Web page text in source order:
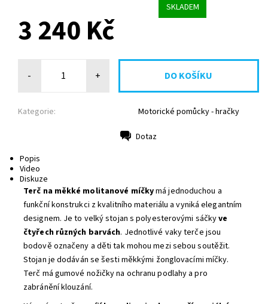
SKLADEM
3 240 Kč
- +
Kategorie: Motorické pomůcky - hračky
Dotaz
Popis
Video
Diskuze
Terč na měkké molitanové míčkymá jednoduchou a
funkční konstrukci z kvalitního materiálu a vyniká elegantním
designem. Je to velký stojan s polyesterovými sáčkyve
čtyřech různých barvách. Jednotlivé vaky terče jsou
bodově označeny a děti tak mohou mezi sebou soutěžit.
Stojan je dodáván se šesti měkkými žonglovacími míčky.
Terč má gumové nožičky na ochranu podlahy a pro
zabránění klouzání.